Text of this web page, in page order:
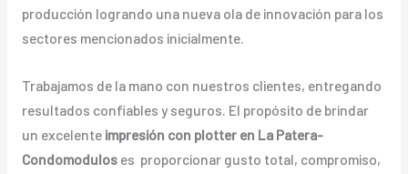
producción logrando una nueva ola de innovación para los
sectores mencionados inicialmente.
Trabajamos de la mano con nuestros clientes, entregando
resultados confiables y seguros. El propósito de brindar
un excelente impresión con plotter en La Patera-
Condomoduloses proporcionar gusto total, compromiso,